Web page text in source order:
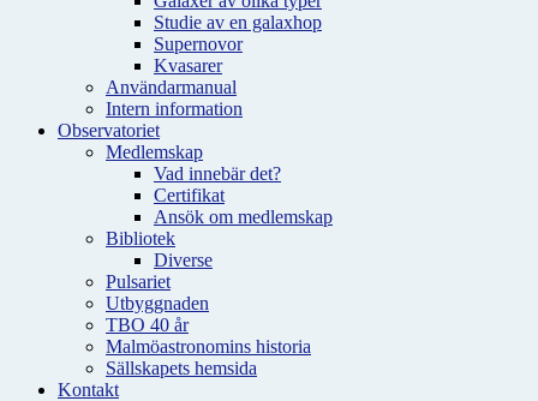
Studie av en galaxhop
Supernovor
Kvasarer
Användarmanual
Intern information
Observatoriet
Medlemskap
Vad innebär det?
Certifikat
Ansök om medlemskap
Bibliotek
Diverse
Pulsariet
Utbyggnaden
TBO 40 år
Malmöastronomins historia
Sällskapets hemsida
Kontakt